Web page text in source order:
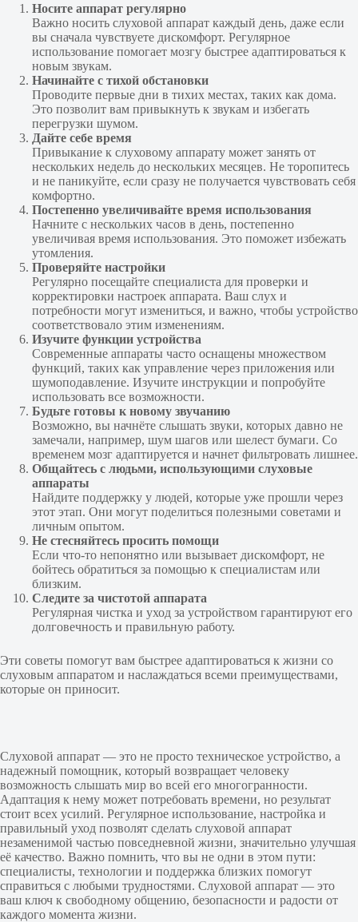
Носите аппарат регулярно
Важно носить слуховой аппарат каждый день, даже если
вы сначала чувствуете дискомфорт. Регулярное
использование помогает мозгу быстрее адаптироваться к
новым звукам.
Начинайте с тихой обстановки
Проводите первые дни в тихих местах, таких как дома.
Это позволит вам привыкнуть к звукам и избегать
перегрузки шумом.
Дайте себе время
Привыкание к слуховому аппарату может занять от
нескольких недель до нескольких месяцев. Не торопитесь
и не паникуйте, если сразу не получается чувствовать себя
комфортно.
Постепенно увеличивайте время использования
Начните с нескольких часов в день, постепенно
увеличивая время использования. Это поможет избежать
утомления.
Проверяйте настройки
Регулярно посещайте специалиста для проверки и
корректировки настроек аппарата. Ваш слух и
потребности могут измениться, и важно, чтобы устройство
соответствовало этим изменениям.
Изучите функции устройства
Современные аппараты часто оснащены множеством
функций, таких как управление через приложения или
шумоподавление. Изучите инструкции и попробуйте
использовать все возможности.
Будьте готовы к новому звучанию
Возможно, вы начнёте слышать звуки, которых давно не
замечали, например, шум шагов или шелест бумаги. Со
временем мозг адаптируется и начнет фильтровать лишнее.
Общайтесь с людьми, использующими слуховые
аппараты
Найдите поддержку у людей, которые уже прошли через
этот этап. Они могут поделиться полезными советами и
личным опытом.
Не стесняйтесь просить помощи
Если что-то непонятно или вызывает дискомфорт, не
бойтесь обратиться за помощью к специалистам или
близким.
Следите за чистотой аппарата
Регулярная чистка и уход за устройством гарантируют его
долговечность и правильную работу.
Эти советы помогут вам быстрее адаптироваться к жизни со
слуховым аппаратом и наслаждаться всеми преимуществами,
которые он приносит.
Слуховой аппарат — это не просто техническое устройство, а
надежный помощник, который возвращает человеку
возможность слышать мир во всей его многогранности.
Адаптация к нему может потребовать времени, но результат
стоит всех усилий. Регулярное использование, настройка и
правильный уход позволят сделать слуховой аппарат
незаменимой частью повседневной жизни, значительно улучшая
её качество. Важно помнить, что вы не одни в этом пути:
специалисты, технологии и поддержка близких помогут
справиться с любыми трудностями. Слуховой аппарат — это
ваш ключ к свободному общению, безопасности и радости от
каждого момента жизни.